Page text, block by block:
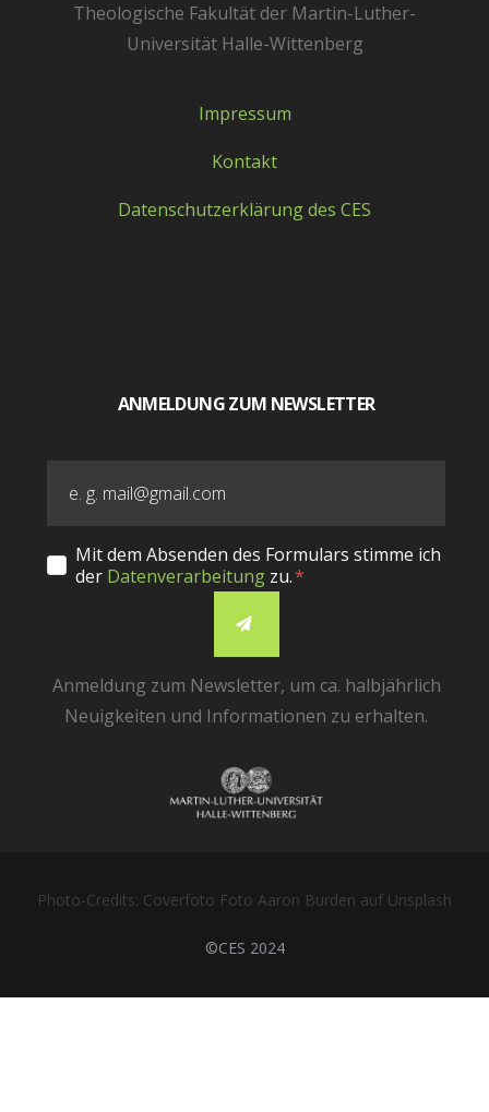
Theologische Fakultät der Martin-Luther-
Universität Halle-Wittenberg
Impressum
Kontakt
Datenschutzerklärung des CES
ANMELDUNG ZUM NEWSLETTER
Mit dem Absenden des Formulars stimme ich
der Datenverarbeitung zu.
Anmeldung zum Newsletter, um ca. halbjährlich
Neuigkeiten und Informationen zu erhalten.
Photo-Credits: Coverfoto Foto Aaron Burden auf Unsplash
©CES 2024